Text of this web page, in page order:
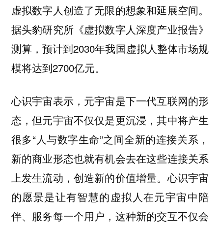
虚拟数字人创造了无限的想象和延展空间。
据头豹研究所《虚拟数字人深度产业报告》
测算，预计到2030年我国虚拟人整体市场规
模将达到2700亿元。
心识宇宙表示，元宇宙是下一代互联网的形
态，但元宇宙不仅仅是更沉浸，其中将产生
很多“人与数字生命”之间全新的连接关系，
新的商业形态也就有机会去在这些连接关系
上发生流动，创造新的价值增量。心识宇宙
的愿景是让有智慧的虚拟人在元宇宙中陪
伴、服务每一个用户，这种新的交互不仅会